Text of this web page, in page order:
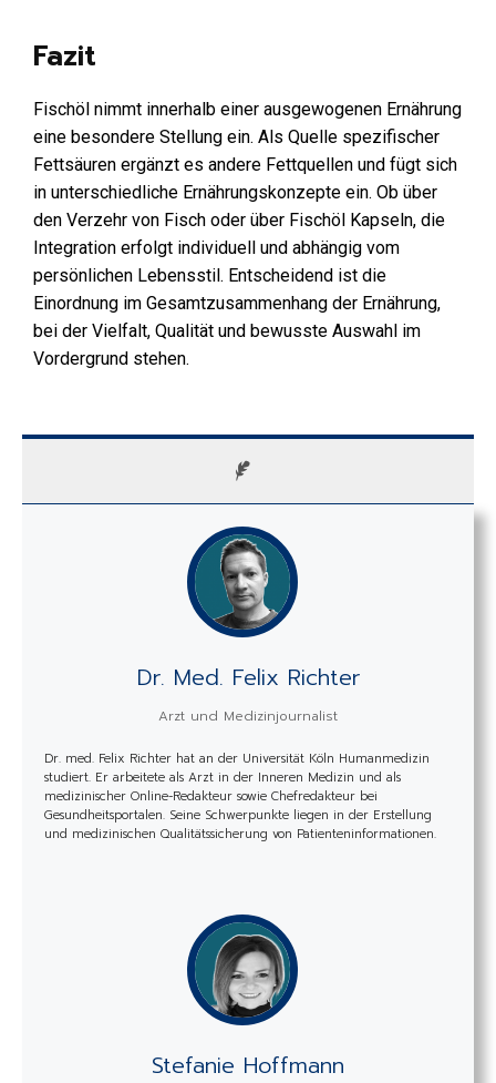
Fazit
Fischöl nimmt innerhalb einer ausgewogenen Ernährung
eine besondere Stellung ein. Als Quelle spezifischer
Fettsäuren ergänzt es andere Fettquellen und fügt sich
in unterschiedliche Ernährungskonzepte ein. Ob über
den Verzehr von Fisch oder über Fischöl Kapseln, die
Integration erfolgt individuell und abhängig vom
persönlichen Lebensstil. Entscheidend ist die
Einordnung im Gesamtzusammenhang der Ernährung,
bei der Vielfalt, Qualität und bewusste Auswahl im
Vordergrund stehen.
Dr. Med. Felix Richter
Arzt und Medizinjournalist
Dr. med. Felix Richter hat an der Universität Köln Humanmedizin
studiert. Er arbeitete als Arzt in der Inneren Medizin und als
medizinischer Online-Redakteur sowie Chefredakteur bei
Gesundheitsportalen. Seine Schwerpunkte liegen in der Erstellung
und medizinischen Qualitätssicherung von Patienteninformationen.
Stefanie Hoffmann